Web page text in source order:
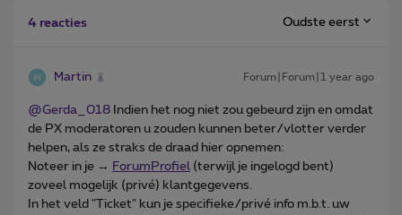
4 reacties Oudste eerst
Martin Forum|Forum|1 year ago
@Gerda_018 Indien het nog niet zou gebeurd zijn en omdat
de PX moderatoren u zouden kunnen beter/vlotter verder
helpen, als ze straks de draad hier opnemen:
Noteer in je → ForumProfiel (terwijl je ingelogd bent)
zoveel mogelijk (privé) klantgegevens.
In het veld "Ticket" kun je specifieke/privé info m.b.t. uw